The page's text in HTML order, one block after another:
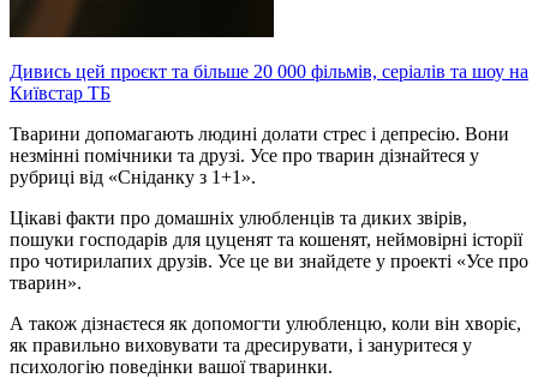
Дивись цей проєкт та більше 20 000 фільмів, серіалів та шоу на
Київстар ТБ
Тварини допомагають людині долати стрес і депресію. Вони
незмінні помічники та друзі. Усе про тварин дізнайтеся у
рубриці від «Сніданку з 1+1».
Цікаві факти про домашніх улюбленців та диких звірів,
пошуки господарів для цуценят та кошенят, неймовірні історії
про чотирилапих друзів. Усе це ви знайдете у проекті «Усе про
тварин».
А також дізнаєтеся як допомогти улюбленцю, коли він хворіє,
як правильно виховувати та дресирувати, і зануритеся у
психологію поведінки вашої тваринки.